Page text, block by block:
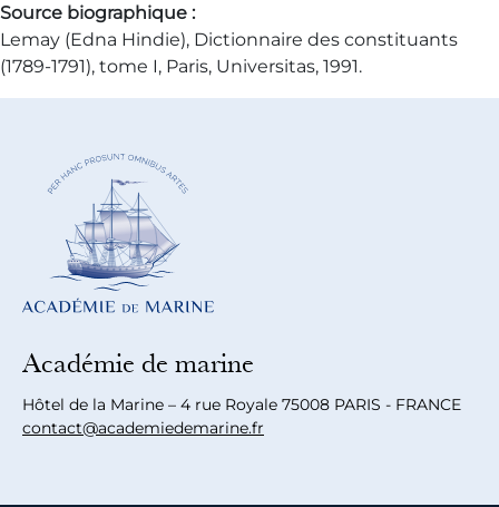
Source biographique :
Lemay (Edna Hindie), Dictionnaire des constituants
(1789-1791), tome I, Paris, Universitas, 1991.
Académie de marine
Hôtel de la Marine – 4 rue Royale 75008 PARIS - FRANCE
contact@academiedemarine.fr